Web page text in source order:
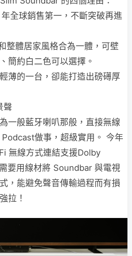
全球銷售第一，不斷突破再進
整體居家風格合為一體，可壁
簡約白二色可以選擇。
薄的一台，卻能打造出磅礡厚
聲
一般藍牙喇叭那般，直接無線
做事，超級實用。 今年
無線方式連結支援Dolby
要用線材將 Soundbar 與電視
，能避免聲音傳輸過程而有損
拉！